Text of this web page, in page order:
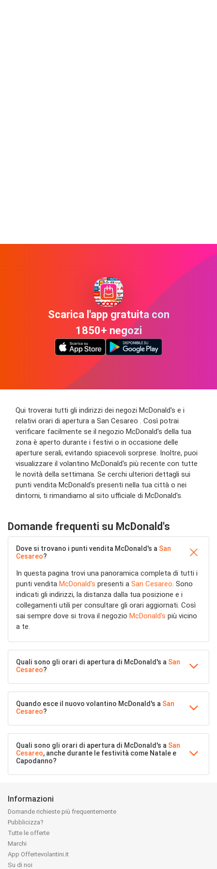
Scarica l'app gratuita con
1850+ negozi
Qui troverai tutti gli indirizzi dei negozi McDonald's e i
relativi orari di apertura a San Cesareo . Così potrai
verificare facilmente se il negozio McDonald's della tua
zona è aperto durante i festivi o in occasione delle
aperture serali, evitando spiacevoli sorprese. Inoltre, puoi
visualizzare il volantino McDonald's più recente con tutte
le novità della settimana. Se cerchi ulteriori dettagli sui
punti vendita McDonald's presenti nella tua città o nei
dintorni, ti rimandiamo al sito ufficiale di McDonald's.
Domande frequenti su McDonald's
Dove si trovano i punti vendita McDonald's a San
Cesareo?
In questa pagina trovi una panoramica completa di tutti i
punti vendita McDonald's presenti a San Cesareo. Sono
indicati gli indirizzi, la distanza dalla tua posizione e i
collegamenti utili per consultare gli orari aggiornati. Così
sai sempre dove si trova il negozio McDonald's più vicino
a te.
Quali sono gli orari di apertura di McDonald's a San
Cesareo?
Quando esce il nuovo volantino McDonald's a San
Cesareo?
Quali sono gli orari di apertura di McDonald's a San
Cesareo, anche durante le festività come Natale e
Capodanno?
Informazioni
Domande richieste più frequentemente
Pubblicizza?
Tutte le offerte
Marchi
App Offertevolantini.it
Su di noi